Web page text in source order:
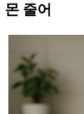
몬 줄어